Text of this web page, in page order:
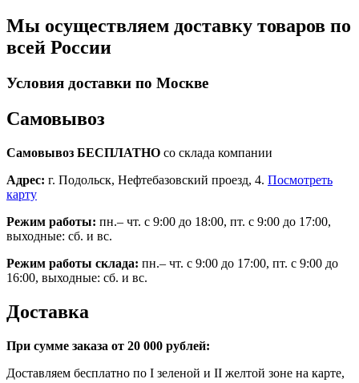
Мы осуществляем доставку товаров по
всей России
Условия доставки по Москве
Самовывоз
Самовывоз БЕСПЛАТНО со склада компании
Адрес: г. Подольск, Нефтебазовский проезд, 4. Посмотреть
карту
Режим работы: пн.– чт. с 9:00 до 18:00, пт. с 9:00 до 17:00,
выходные: сб. и вс.
Режим работы склада: пн.– чт. с 9:00 до 17:00, пт. с 9:00 до
16:00, выходные: сб. и вс.
Доставка
При сумме заказа от 20 000 рублей:
Доставляем бесплатно по I зеленой и II желтой зоне на карте,